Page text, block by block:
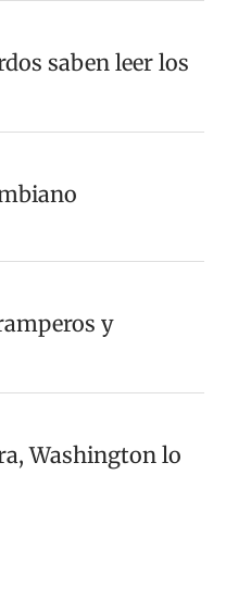
saben leer los
y
Washington lo